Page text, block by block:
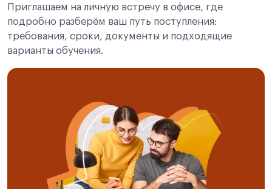
Приглашаем на личную встречу в офисе, где
подробно разберём ваш путь поступления:
требования, сроки, документы и подходящие
варианты обучения.